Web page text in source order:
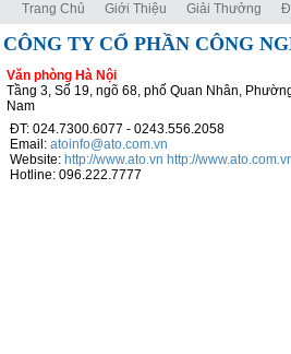
Trang Chủ Giới Thiệu Giải Thưởng
CÔNG TY CỔ PHẦN CÔNG
Văn phòng Hà Nội
Tầng 3, Số 19, ngõ 68, phố Quan Nhân,
Nam
ĐT: 024.7300.6077 - 0243.556.2058
Email: atoinfo@ato.com.vn
Website: http://www.ato.vn http://
Hotline: 096.222.7777